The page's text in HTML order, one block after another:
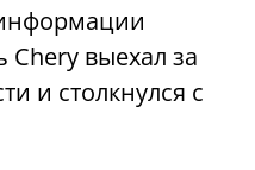
Chery выехал за
и столкнулся с